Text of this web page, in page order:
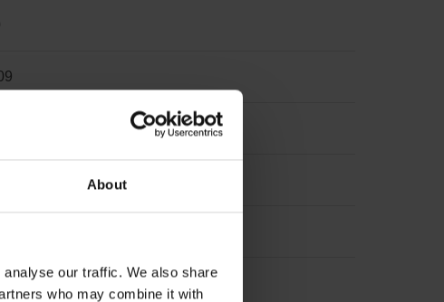
About
our traffic. We also share
who may combine it with
275 · Sitz Traunreut